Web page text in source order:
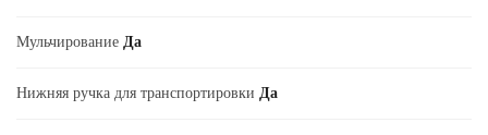
Мульчирование Да
Нижняя ручка для транспортировки Да